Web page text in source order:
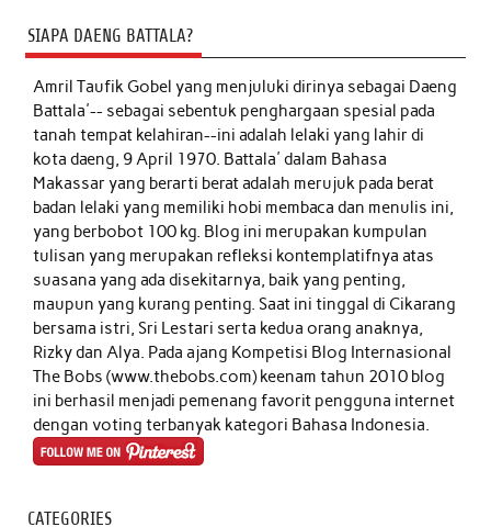
SIAPA DAENG BATTALA?
Amril Taufik Gobelyang menjuluki dirinya sebagai Daeng
Battala'-- sebagai sebentuk penghargaan spesial pada
tanah tempat kelahiran--ini adalah lelaki yang lahir di
kota daeng, 9 April 1970. Battala' dalam Bahasa
Makassar yang berarti berat adalah merujuk pada berat
badan lelaki yang memiliki hobi membaca dan menulis ini,
yang berbobot 100 kg. Blog ini merupakan kumpulan
tulisan yang merupakan refleksi kontemplatifnya atas
suasana yang ada disekitarnya, baik yang penting,
maupun yang kurang penting. Saat ini tinggal di Cikarang
bersama istri, Sri Lestari serta kedua orang anaknya,
Rizky dan Alya. Pada ajang Kompetisi Blog Internasional
The Bobs (www.thebobs.com) keenam tahun 2010 blog
ini berhasil menjadi pemenang favorit pengguna internet
dengan voting terbanyak kategori Bahasa Indonesia.
CATEGORIES